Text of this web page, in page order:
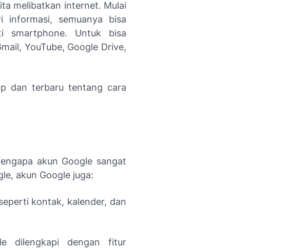
melibatkan internet. Mulai
informasi, semuanya bisa
smartphone. Untuk bisa
YouTube, Google Drive,
dan terbaru tentang cara
akun Google sangat
akun Google juga:
kontak, kalender, dan
dilengkapi dengan fitur